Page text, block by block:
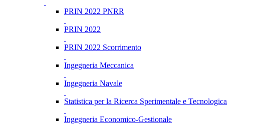
PRIN 2022 PNRR
PRIN 2022
PRIN 2022 Scorrimento
Ingegneria Meccanica
Ingegneria Navale
Statistica per la Ricerca Sperimentale e Tecnologica
Ingegneria Economico-Gestionale